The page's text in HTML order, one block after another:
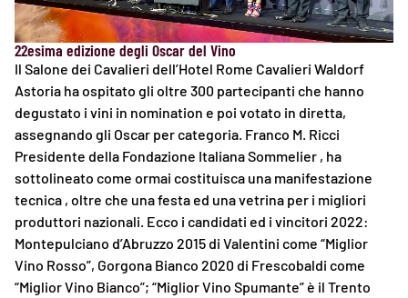
22esima edizione degli Oscar del Vino
Il Salone dei Cavalieri dell’Hotel Rome Cavalieri Waldorf
Astoria ha ospitato gli oltre 300 partecipanti che hanno
degustato i vini in nomination e poi votato in diretta,
assegnando gli Oscar per categoria. Franco M. Ricci
Presidente della Fondazione Italiana Sommelier , ha
sottolineato come ormai costituisca una manifestazione
tecnica , oltre che una festa ed una vetrina per i migliori
produttori nazionali. Ecco i candidati ed i vincitori 2022:
Montepulciano d’Abruzzo 2015 di Valentini come “Miglior
Vino Rosso”, Gorgona Bianco 2020 di Frescobaldi come
“Miglior Vino Bianco”; “Miglior Vino Spumante” è il Trento